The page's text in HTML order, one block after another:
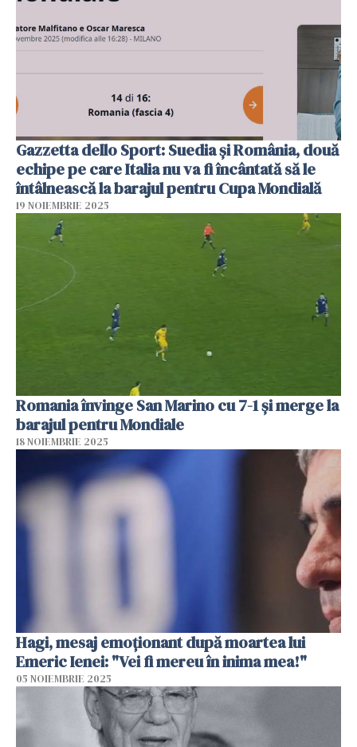
Gazzetta dello Sport: Suedia şi România, două
echipe pe care Italia nu va fi încântată să le
întâlnească la barajul pentru Cupa Mondială
19 NOIEMBRIE 2025
Romania învinge San Marino cu 7-1 și merge la
barajul pentru Mondiale
18 NOIEMBRIE 2025
Hagi, mesaj emoționant după moartea lui
Emeric Ienei: "Vei fi mereu în inima mea!"
05 NOIEMBRIE 2025